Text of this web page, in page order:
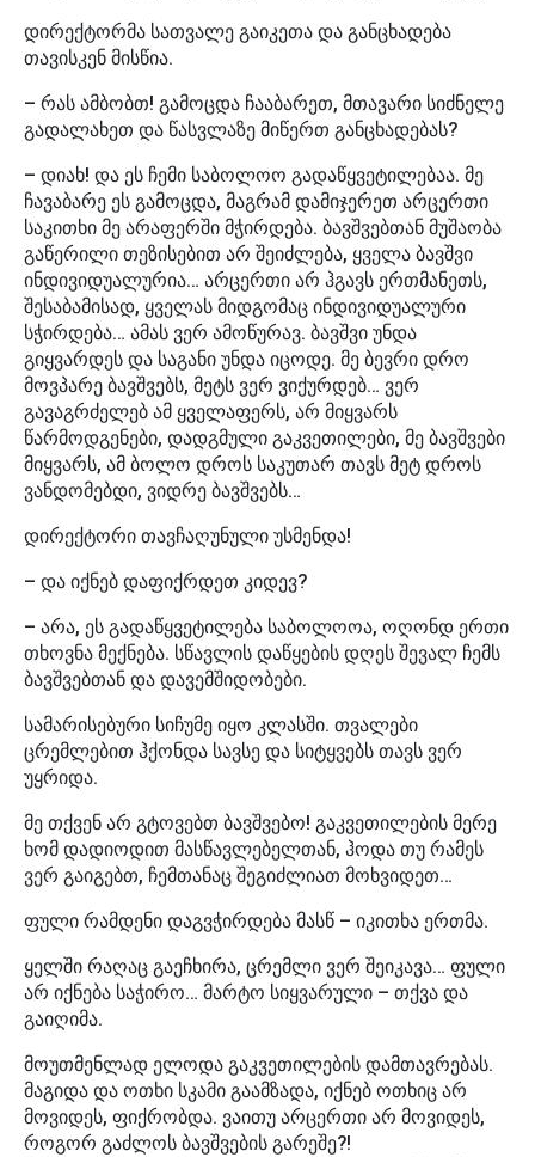
დირექტორმა სათვალე გაიკეთა და განცხადება
თავისკენ მისწია.
– რას ამბობთ! გამოცდა ჩააბარეთ, მთავარი სიძნელე
გადალახეთ და წასვლაზე მიწერთ განცხადებას?
– დიახ! და ეს ჩემი საბოლოო გადაწყვეტილებაა. მე
ჩავაბარე ეს გამოცდა, მაგრამ დამიჯერეთ არცერთი
საკითხი მე არაფერში მჭირდება. ბავშვებთან მუშაობა
გაწერილი თეზისებით არ შეიძლება, ყველა ბავშვი
ინდივიდუალურია… არცერთი არ ჰგავს ერთმანეთს,
შესაბამისად, ყველას მიდგომაც ინდივიდუალური
სჭირდება… ამას ვერ ამოწურავ. ბავშვი უნდა
გიყვარდეს და საგანი უნდა იცოდე. მე ბევრი დრო
მოვპარე ბავშვებს, მეტს ვერ ვიქურდებ… ვერ
გავაგრძელებ ამ ყველაფერს, არ მიყვარს
წარმოდგენები, დადგმული გაკვეთილები, მე ბავშვები
მიყვარს, ამ ბოლო დროს საკუთარ თავს მეტ დროს
ვანდომებდი, ვიდრე ბავშვებს…
დირექტორი თავჩაღუნული უსმენდა!
– და იქნებ დაფიქრდეთ კიდევ?
– არა, ეს გადაწყვეტილება საბოლოოა, ოღონდ ერთი
თხოვნა მექნება. სწავლის დაწყების დღეს შევალ ჩემს
ბავშვებთან და დავემშიდობები.
სამარისებური სიჩუმე იყო კლასში. თვალები
ცრემლებით ჰქონდა სავსე და სიტყვებს თავს ვერ
უყრიდა.
მე თქვენ არ გტოვებთ ბავშვებო! გაკვეთილების მერე
ხომ დადიოდით მასწავლებელთან, ჰოდა თუ რამეს
ვერ გაიგებთ, ჩემთანაც შეგიძლიათ მოხვიდეთ…
ფული რამდენი დაგვჭირდება მასწ – იკითხა ერთმა.
ყელში რაღაც გაეჩხირა, ცრემლი ვერ შეიკავა… ფული
არ იქნება საჭირო… მარტო სიყვარული – თქვა და
გაიღიმა.
მოუთმენლად ელოდა გაკვეთილების დამთავრებას.
მაგიდა და ოთხი სკამი გაამზადა, იქნებ ოთხიც არ
მოვიდეს, ფიქრობდა. ვაითუ არცერთი არ მოვიდეს,
როგორ გაძლოს ბავშვების გარეშე?!